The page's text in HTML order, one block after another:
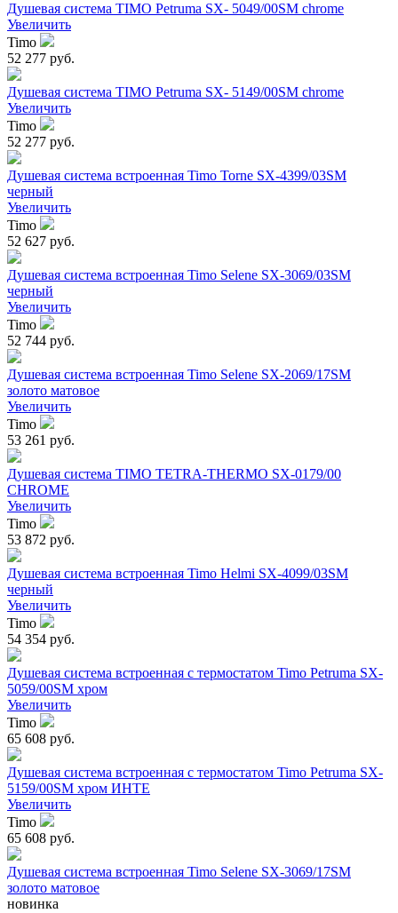
Душевая система TIMO Petruma SX- 5049/00SM chrome
Увеличить
Timo
52 277 руб.
Душевая система TIMO Petruma SX- 5149/00SM chrome
Увеличить
Timo
52 277 руб.
Душевая система встроенная Timo Torne SX-4399/03SM
черный
Увеличить
Timo
52 627 руб.
Душевая система встроенная Timo Selene SX-3069/03SM
черный
Увеличить
Timo
52 744 руб.
Душевая система встроенная Timo Selene SX-2069/17SM
золото матовое
Увеличить
Timo
53 261 руб.
Душевая система TIMO TETRA-THERMO SX-0179/00
CHROME
Увеличить
Timo
53 872 руб.
Душевая система встроенная Timo Helmi SX-4099/03SM
черный
Увеличить
Timo
54 354 руб.
Душевая система встроенная с термостатом Timo Petruma SX-
5059/00SM хром
Увеличить
Timo
65 608 руб.
Душевая система встроенная с термостатом Timo Petruma SX-
5159/00SM хром ИНТЕ
Увеличить
Timo
65 608 руб.
Душевая система встроенная Timo Selene SX-3069/17SM
золото матовое
новинка